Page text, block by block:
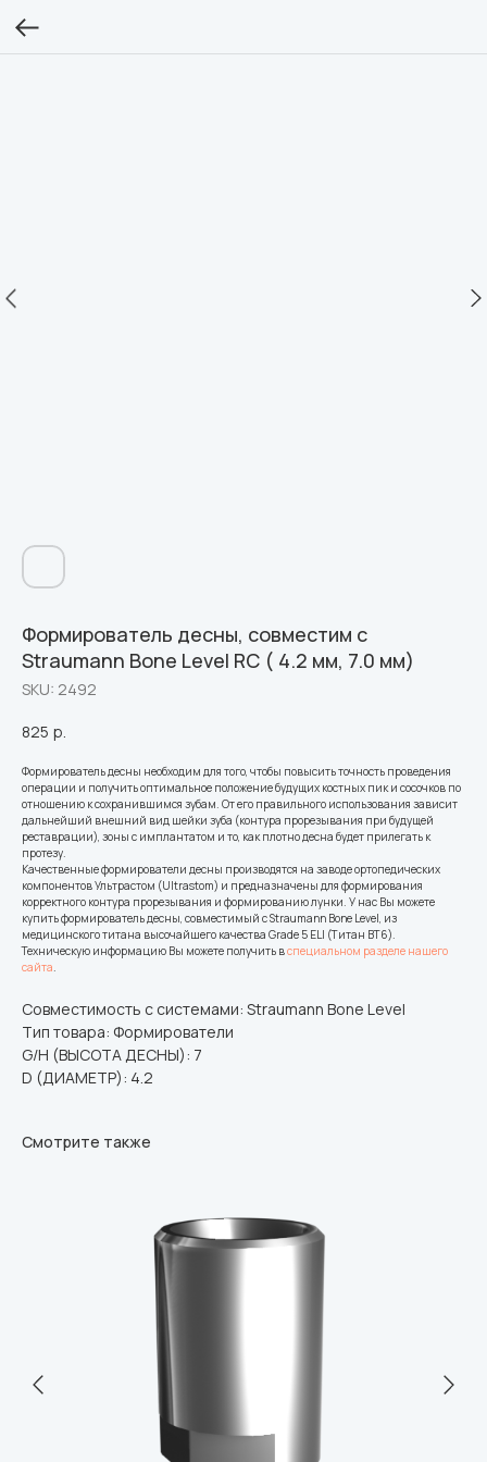
Формирователь десны, совместим с
Straumann Bone Level RC ( 4.2 мм, 7.0 мм)
SKU: 2492
825 р.
Формирователь десны необходим для того, чтобы повысить точность проведения
операции и получить оптимальное положение будущих костных пик и сосочков по
отношению к сохранившимся зубам. От его правильного использования зависит
дальнейший внешний вид шейки зуба (контура прорезывания при будущей
реставрации), зоны с имплантатом и то, как плотно десна будет прилегать к
протезу.
Качественные формирователи десны производятся на заводе ортопедических
компонентов Ультрастом (Ultrastom) и предназначены для формирования
корректного контура прорезывания и формированию лунки. У нас Вы можете
купить формирователь десны, совместимый с Straumann Bone Level, из
медицинского титана высочайшего качества Grade 5 ELI (Титан ВТ6).
Техническую информацию Вы можете получить вспециальном разделе нашего
сайта.
Совместимость с системами: Straumann Bone Level
Тип товара: Формирователи
G/H (ВЫСОТА ДЕСНЫ): 7
D (ДИАМЕТР): 4.2
Смотрите также